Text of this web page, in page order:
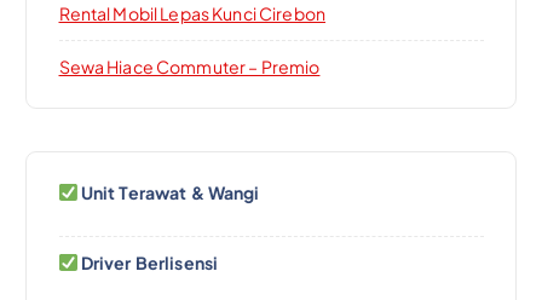
Rental Mobil Lepas Kunci Cirebon
Sewa Hiace Commuter – Premio
Unit Terawat & Wangi
Driver Berlisensi